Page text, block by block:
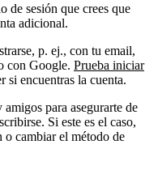
de sesión que crees que
adicional.
p. ej., con tu email,
con Google. Prueba iniciar
si encuentras la cuenta.
para asegurarte de
Si este es el caso,
o cambiar el método de